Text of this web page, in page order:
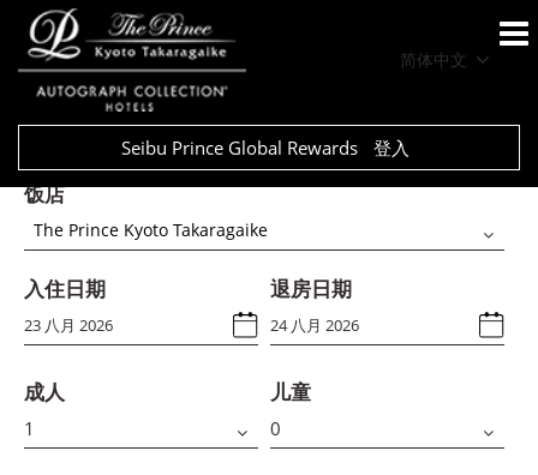
简体中文
Seibu Prince Global Rewards
登入
饭店
The Prince Kyoto Takaragaike
入住日期 退房日期
成人 儿童